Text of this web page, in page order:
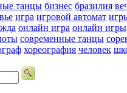
танцы бизнес бразилия
игра игровой автомат
онлайн игра онлайн игры
современные танцы
хореография человек